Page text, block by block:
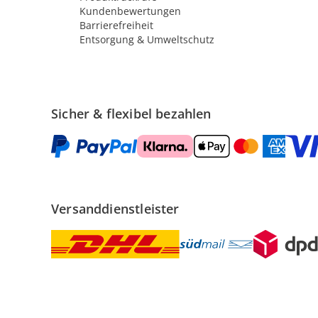
Kundenbewertungen
Barrierefreiheit
Entsorgung & Umweltschutz
Sicher & flexibel bezahlen
Versanddienstleister